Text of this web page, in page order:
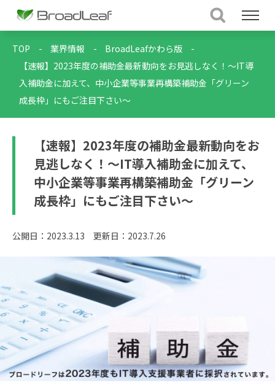
TOP - 業界情報 - BroadLeafかわら版
-
【速報】2023年度の補助金最新動向をお見逃しなく！～IT導
入補助金に加えて、中小企業等事業再構築補助金「グリーン
成長枠」にもご注目下さい～
【速報】2023年度の補助金最新動向をお
見逃しなく！～IT導入補助金に加えて、
中小企業等事業再構築補助金「グリーン
成長枠」にもご注目下さい～
公開日：2023.3.13 更新日：2023.7.26